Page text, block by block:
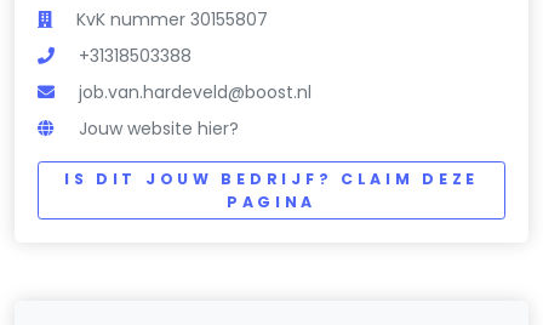
KvK nummer 30155807
+31318503388
job.van.hardeveld@boost.nl
Jouw website hier?
IS DIT JOUW BEDRIJF? CLAIM DEZE
PAGINA